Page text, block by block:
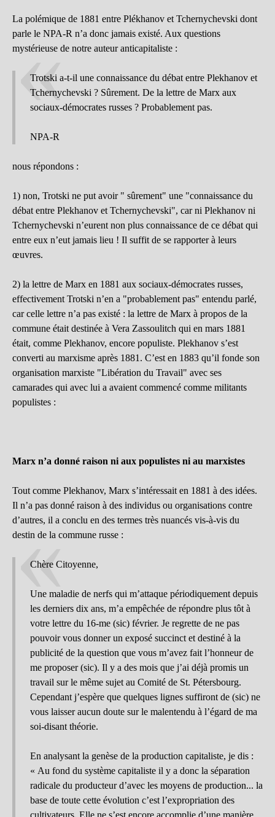
La polémique de 1881 entre Plékhanov et Tchernychevski dont
parle le NPA-R n’a donc jamais existé. Aux questions
mystérieuse de notre auteur anticapitaliste :
Trotski a-t-il une connaissance du débat entre Plekhanov et
Tchernychevski ? Sûrement. De la lettre de Marx aux
sociaux-démocrates russes ? Probablement pas.
NPA-R
nous répondons :
1) non, Trotski ne put avoir " sûrement" une "connaissance du
débat entre Plekhanov et Tchernychevski", car ni Plekhanov ni
Tchernychevski n’eurent non plus connaissance de ce débat qui
entre eux n’eut jamais lieu ! Il suffit de se rapporter à leurs
œuvres.
2) la lettre de Marx en 1881 aux sociaux-démocrates russes,
effectivement Trotski n’en a "probablement pas" entendu parlé,
car celle lettre n’a pas existé : la lettre de Marx à propos de la
commune était destinée à Vera Zassoulitch qui en mars 1881
était, comme Plekhanov, encore populiste. Plekhanov s’est
converti au marxisme après 1881. C’est en 1883 qu’il fonde son
organisation marxiste "Libération du Travail" avec ses
camarades qui avec lui a avaient commencé comme militants
populistes :
Marx n’a donné raison ni aux populistes ni au marxistes
Tout comme Plekhanov, Marx s’intéressait en 1881 à des idées.
Il n’a pas donné raison à des individus ou organisations contre
d’autres, il a conclu en des termes très nuancés vis-à-vis du
destin de la commune russe :
Chère Citoyenne,
Une maladie de nerfs qui m’attaque périodiquement depuis
les derniers dix ans, m’a empêchée de répondre plus tôt à
votre lettre du 16-me (sic) février. Je regrette de ne pas
pouvoir vous donner un exposé succinct et destiné à la
publicité de la question que vous m’avez fait l’honneur de
me proposer (sic). Il y a des mois que j’ai déjà promis un
travail sur le même sujet au Comité de St. Pétersbourg.
Cependant j’espère que quelques lignes suffiront de (sic) ne
vous laisser aucun doute sur le malentendu à l’égard de ma
soi-disant théorie.
En analysant la genèse de la production capitaliste, je dis :
« Au fond du système capitaliste il y a donc la séparation
radicale du producteur d’avec les moyens de production... la
base de toute cette évolution c’est l’expropriation des